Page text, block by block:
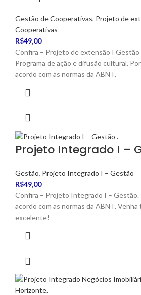
Gestão de Cooperativas, Projeto de
Cooperativas
R$49,00
Confira – Projeto de extensão I
Programa de ação e difusão cultural.
acordo com as normas da ABNT.
Projeto Integrado I –
Gestão, Projeto Integrado I – Gestão
R$49,00
Confira – Projeto Integrado I –
acordo com as normas da ABNT.
excelente!